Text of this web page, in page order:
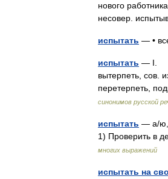
нового
несовер.
испытать — •
испытать — I.
вытерпеть, сов.
перетерпеть,
синонимов русской
испытать — а/ю,
1) Проверить в
многих выражений
испытать на